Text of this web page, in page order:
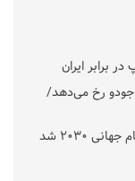
برابر ایران
جودو رخ می‌دهد/
۲۰۳۰ شد